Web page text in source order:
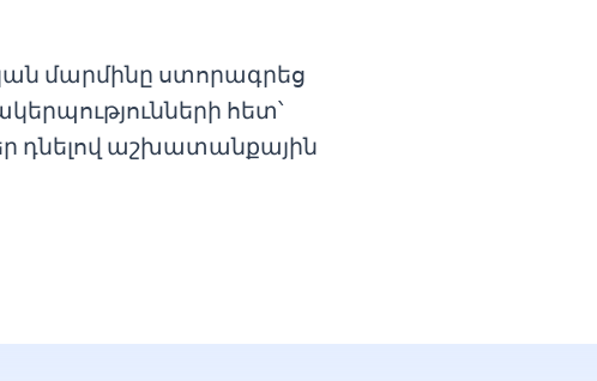
մարմինը ստորագրեց
հետ՝
դնելով աշխատանքային